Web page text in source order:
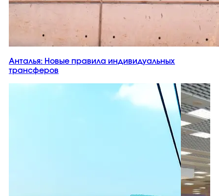
Анталья: Новые правила индивидуальных
трансферов